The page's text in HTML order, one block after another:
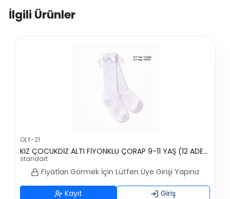
İlgili Ürünler
OLY-21
KIZ ÇOCUKDİZ ALTI FİYONKLU ÇORAP 9-11 YAŞ (12 ADET)
standart
Fiyatları Görmek İçin Lütfen Üye Girişi Yapınız
Kayıt Giriş